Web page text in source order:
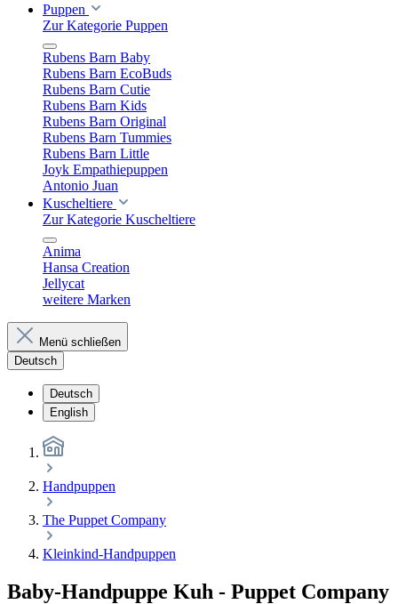
Puppen
Zur Kategorie Puppen
Rubens Barn Baby
Rubens Barn EcoBuds
Rubens Barn Cutie
Rubens Barn Kids
Rubens Barn Original
Rubens Barn Tummies
Rubens Barn Little
Joyk Empathiepuppen
Antonio Juan
Kuscheltiere
Zur Kategorie Kuscheltiere
Anima
Hansa Creation
Jellycat
weitere Marken
Menü schließen
Deutsch
Deutsch
English
Handpuppen
The Puppet Company
Kleinkind-Handpuppen
Baby-Handpuppe Kuh - Puppet Company